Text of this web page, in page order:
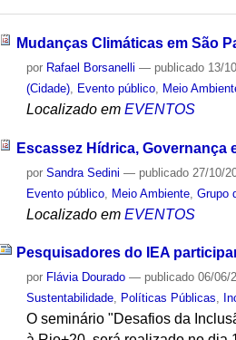
Mudanças Climáticas em São
por Rafael Borsanelli — publicado 13/
(Cidade)
Evento público Meio
Localizado em EVENTOS
Escassez Hídrica, Governança
porSandra Sedini — publicado 27/10/
Evento público Meio Ambiente ,Grupo
Localizado em EVENTOS
Pesquisadores do IEA
por Flávia Dourado — publicado 06/06/
Sustentabilidade, Políticas Públicas,
O seminário "Desafios da